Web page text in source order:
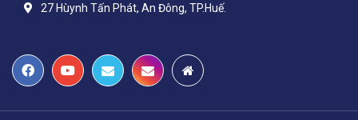
27 Hùynh Tấn Phát, An Đông, TP.Huế.